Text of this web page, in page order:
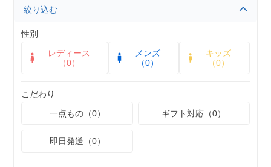
絞り込む
性別
レディース
（0）
メンズ
（0）
キッズ
（0）
こだわり
一点もの（0）
ギフト対応（0）
即日発送（0）